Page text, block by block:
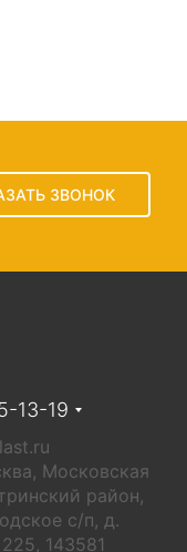
ЗВОНОК
13-19
Московская
район,
с/п, д.
143581